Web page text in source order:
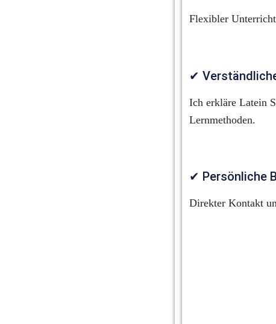
Flexibler
✔
Ich erkläre Latein
Lernmethoden.
✔ Persönliche
Direkter Kontakt